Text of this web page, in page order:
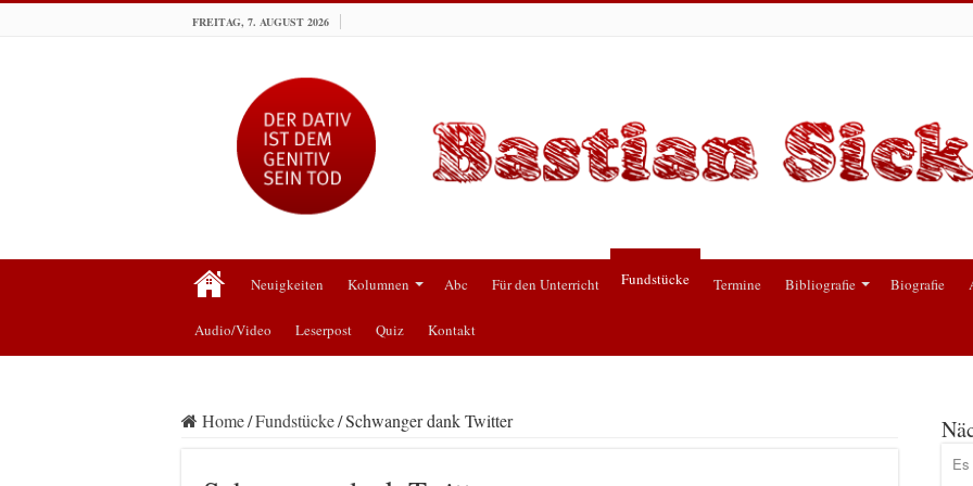
FREITAG, 7. AUGUST 2026
Neuigkeiten Kolumnen Abc Für den Unterricht Fundstücke Termine Bibliografie Biografie
Audio/Video Leserpost Quiz Kontakt
Home/Fundstücke/Schwanger dank Twitter